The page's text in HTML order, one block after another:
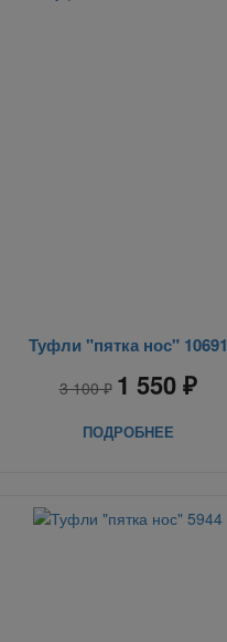
Туфли "пятка нос" 10691
3 100 ₽ 1 550 ₽
ПОДРОБНЕЕ